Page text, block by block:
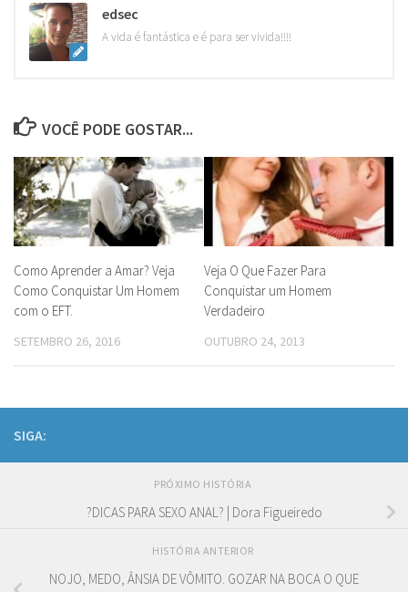
edsec
A vida é fantástica e é para ser vivida!!!!
VOCÊ PODE GOSTAR...
Como Aprender a Amar? Veja
Como Conquistar Um Homem
com o EFT.
SETEMBRO 26, 2016
Veja O Que Fazer Para
Conquistar um Homem
Verdadeiro
OUTUBRO 24, 2013
SIGA:
PRÓXIMO HISTÓRIA
?DICAS PARA SEXO ANAL? | Dora Figueiredo
HISTÓRIA ANTERIOR
NOJO, MEDO, ÂNSIA DE VÔMITO. GOZAR NA BOCA O QUE